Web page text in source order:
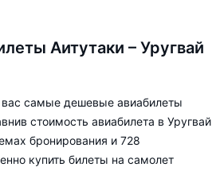
Аитутаки – Уругвай
вас самые дешевые авиабилеты
стоимость авиабилета в Уругвай
бронирования и 728
купить билеты на самолет